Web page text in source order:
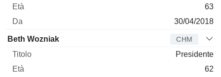
63
30/04/2018
Beth Wozniak CHM
Presidente
62